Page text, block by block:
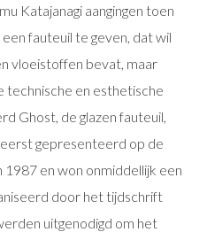
Katajanagi aangingen toen
fauteuil te geven, dat wil
vloeistoffen bevat, maar
technische en esthetische
Ghost, de glazen fauteuil,
gepresenteerd op de
1987 en won onmiddellijk een
door het tijdschrift
uitgenodigd om het